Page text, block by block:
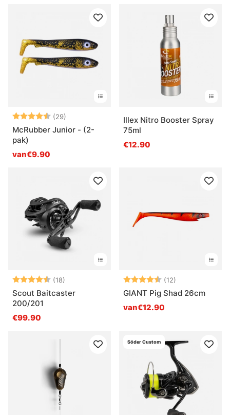
Beoordeling:
(29)
4.8 uit 5 sterren
McRubber Junior - (2-
pak)
van€9.90
Illex Nitro Booster Spray
75ml
€12.90
Beoordeling:
(18)
4.4 uit 5 sterren
Scout Baitcaster
200/201
€99.90
Beoordeling:
(12)
GIANT Pig Shad 26cm
van€12.90
Söder Custom